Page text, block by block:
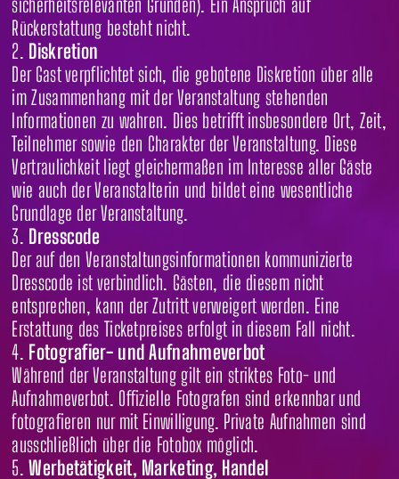
sicherheitsrelevanten Gründen). Ein Anspruch auf
Rückerstattung besteht nicht.
Diskretion
Der Gast verpflichtet sich, die gebotene Diskretion über alle
im Zusammenhang mit der Veranstaltung stehenden
Informationen zu wahren. Dies betrifft insbesondere Ort, Zeit,
Teilnehmer sowie den Charakter der Veranstaltung. Diese
Vertraulichkeit liegt gleichermaßen im Interesse aller Gäste
wie auch der Veranstalterin und bildet eine wesentliche
Grundlage der Veranstaltung.
Dresscode
Der auf den Veranstaltungsinformationen kommunizierte
Dresscode ist verbindlich. Gästen, die diesem nicht
entsprechen, kann der Zutritt verweigert werden. Eine
Erstattung des Ticketpreises erfolgt in diesem Fall nicht.
Fotografier- und Aufnahmeverbot
Während der Veranstaltung gilt ein striktes Foto- und
Aufnahmeverbot. Offizielle Fotografen sind erkennbar und
fotografieren nur mit Einwilligung. Private Aufnahmen sind
ausschließlich über die Fotobox möglich.
Werbetätigkeit, Marketing, Handel